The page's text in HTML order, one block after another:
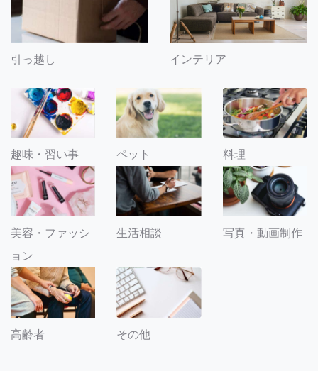
引っ越し インテリア
趣味・習い事 ペット 料理
美容・ファッシ
ョン
生活相談 写真・動画制作
高齢者 その他